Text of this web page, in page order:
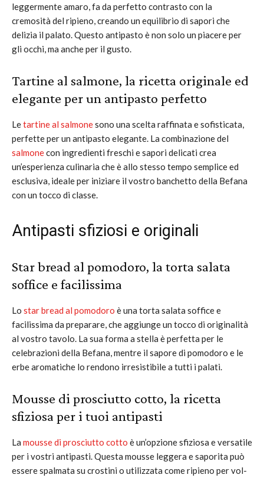
leggermente amaro, fa da perfetto contrasto con la
cremosità del ripieno, creando un equilibrio di sapori che
delizia il palato. Questo antipasto è non solo un piacere per
gli occhi, ma anche per il gusto.
Tartine al salmone, la ricetta originale ed
elegante per un antipasto perfetto
Letartine al salmonesono una scelta raffinata e sofisticata,
perfette per un antipasto elegante. La combinazione del
salmonecon ingredienti freschi e sapori delicati crea
un’esperienza culinaria che è allo stesso tempo semplice ed
esclusiva, ideale per iniziare il vostro banchetto della Befana
con un tocco di classe.
Antipasti sfiziosi e originali
Star bread al pomodoro, la torta salata
soffice e facilissima
Lo star bread al pomodoro è una torta salata soffice e
facilissima da preparare, che aggiunge un tocco di originalità
al vostro tavolo. La sua forma a stella è perfetta per le
celebrazioni della Befana, mentre il sapore di pomodoro e le
erbe aromatiche lo rendono irresistibile a tutti i palati.
Mousse di prosciutto cotto, la ricetta
sfiziosa per i tuoi antipasti
La mousse di prosciutto cotto è un’opzione sfiziosa e versatile
per i vostri antipasti. Questa mousse leggera e saporita può
essere spalmata su crostini o utilizzata come ripieno per vol-